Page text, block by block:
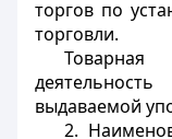
торгов по
торговли.
выдаваемой
2.